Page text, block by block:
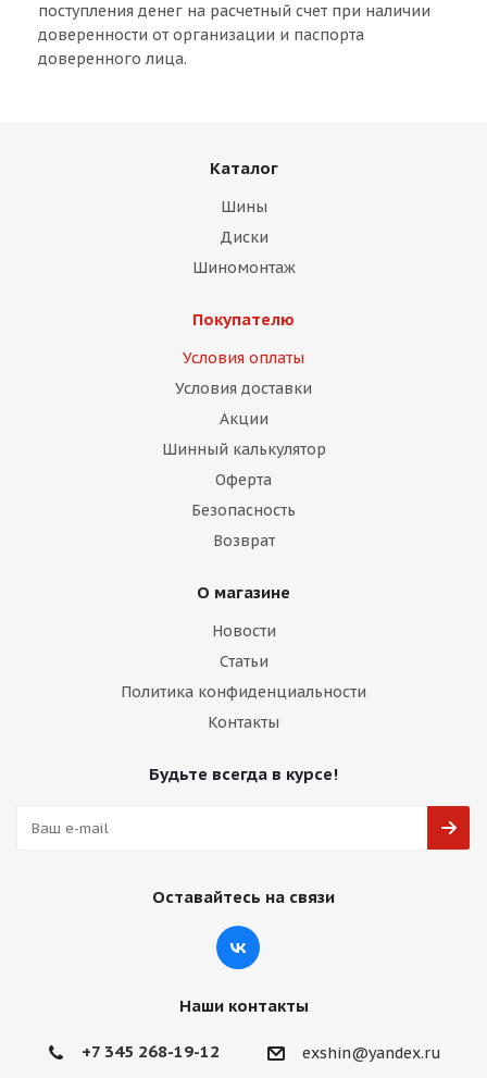
поступления денег на расчетный счет при наличии
доверенности от организации и паспорта
доверенного лица.
Каталог
Шины
Диски
Шиномонтаж
Покупателю
Условия оплаты
Условия доставки
Акции
Шинный калькулятор
Оферта
Безопасность
Возврат
О магазине
Новости
Статьи
Политика конфиденциальности
Контакты
Будьте всегда в курсе!
Оставайтесь на связи
Наши контакты
+7 345 268-19-12 exshin@yandex.ru
раз в 2 недели